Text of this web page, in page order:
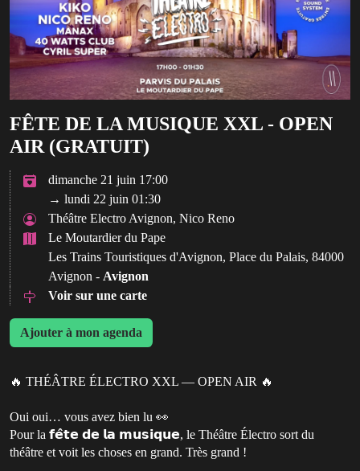
FÊTE DE LA MUSIQUE XXL - OPEN
AIR (GRATUIT)
dimanche 21 juin 17:00
→ lundi 22 juin 01:30
Théâtre Electro Avignon, Nico Reno
Le Moutardier du Pape
Les Trains Touristiques d'Avignon, Place du Palais, 84000
Avignon - Avignon
Voir sur une carte
Ajouter à mon agenda
🔥 THÉÂTRE ÉLECTRO XXL — OPEN AIR 🔥
Oui oui… vous avez bien lu 👀
Pour la 𝗳𝗲̂𝘁𝗲 𝗱𝗲 𝗹𝗮 𝗺𝘂𝘀𝗶𝗾𝘂𝗲, le Théâtre Électro sort du
théâtre et voit les choses en grand. Très grand !